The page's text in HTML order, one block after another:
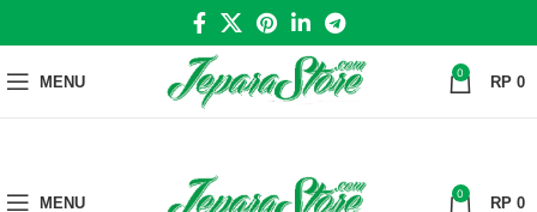
MENU 0 RP 0
MENU 0 RP 0